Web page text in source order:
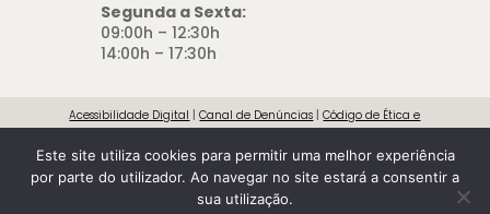
Segunda a Sexta:
09:00h – 12:30h
14:00h – 17:30h
Acessibilidade Digital |Canal de Denúncias |Código de Ética e
Política de Cookies|Política de Privacidade| Resolução de Conflitos|
Transparência Institucional
Este site utiliza cookies para permitir uma melhor experiência
por parte do utilizador. Ao navegar no site estará a consentir a
sua utilização.